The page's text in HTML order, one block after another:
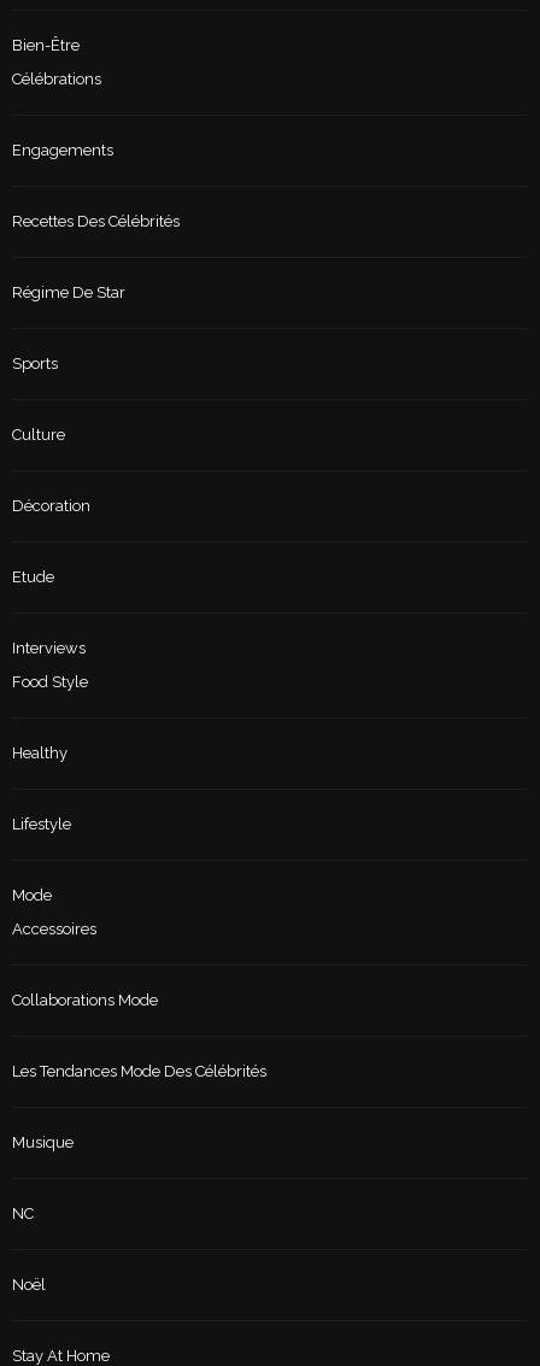
Bien-Être
Célébrations
Engagements
Recettes Des Célébrités
Régime De Star
Sports
Culture
Décoration
Etude
Interviews
Food Style
Healthy
Lifestyle
Mode
Accessoires
Collaborations Mode
Les Tendances Mode Des Célébrités
Musique
NC
Noël
Stay At Home